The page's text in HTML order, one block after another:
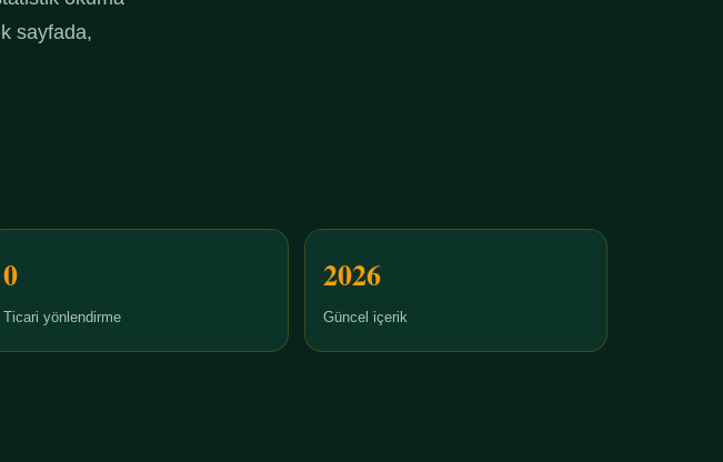
sayfada,
0
Ticari yönlendirme
2026
Güncel içerik